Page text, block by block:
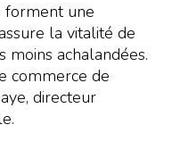
forment une
la vitalité de
achalandées.
commerce de
directeur